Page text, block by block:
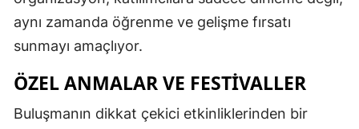
aynı zamanda öğrenme ve gelişme fırsatı
sunmayı amaçlıyor.
ÖZEL ANMALAR VE FESTIVALLER
Buluşmanın dikkat çekici etkinliklerinden bir